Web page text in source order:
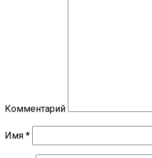
Комментарий
Имя *